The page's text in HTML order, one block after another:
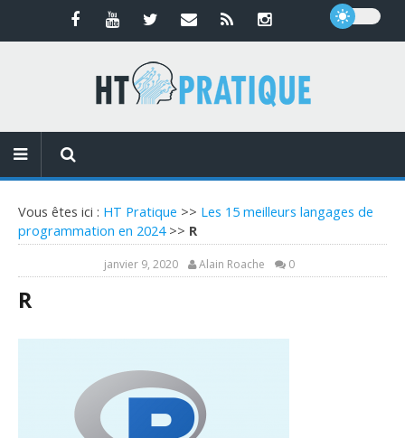
Vous êtes ici : HT Pratique >> Les 15 meilleurs langages de
programmation en 2024>> R
janvier 9, 2020 Alain Roache 0
R